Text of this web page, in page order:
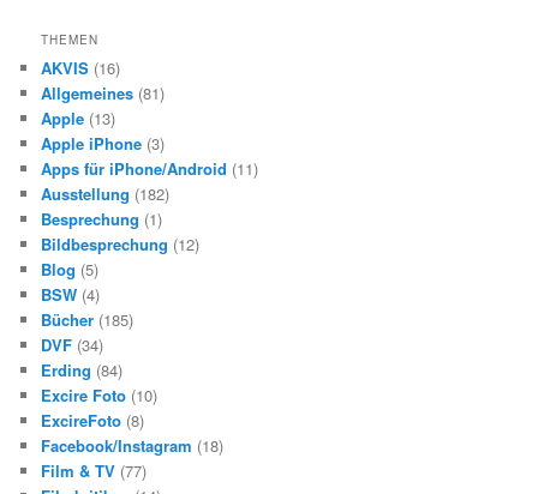
h
n
THEMEN
AKVIS (16)
Allgemeines (81)
Apple (13)
Apple iPhone (3)
Apps für iPhone/Android (11)
Ausstellung (182)
Besprechung (1)
Bildbesprechung (12)
Blog (5)
BSW (4)
Bücher (185)
DVF (34)
Erding (84)
Excire Foto (10)
ExcireFoto (8)
Facebook/Instagram (18)
Film & TV (77)